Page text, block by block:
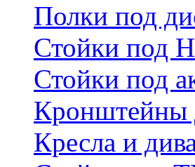
Полки под
Стойки под
Стойки под
Кронштейны
Кресла и